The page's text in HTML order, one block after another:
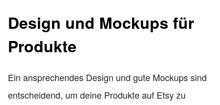
Design und Mockups für
Produkte
Ein ansprechendes Design und gute Mockups sind
entscheidend, um deine Produkte auf Etsy zu